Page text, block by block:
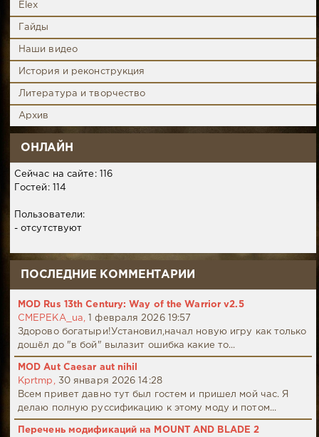
Elex
Гайды
Наши видео
История и реконструкция
Литература и творчество
Архив
ОНЛАЙН
Сейчас на сайте: 116
Гостей: 114
Пользователи:
- отсутствуют
ПОСЛЕДНИЕ КОММЕНТАРИИ
MOD Rus 13th Century: Way of the Warrior v2.5
CMEPEKA_ua,
1 февраля 2026 19:57
Здорово богатыри!Установил,начал новую игру как только
дошёл до "в бой" вылазит ошибка какие то...
MOD Aut Caesar aut nihil
Kprtmp,
30 января 2026 14:28
Всем привет давно тут был гостем и пришел мой час. Я
делаю полную руссификацию к этому моду и потом...
Перечень модификаций на MOUNT AND BLADE 2